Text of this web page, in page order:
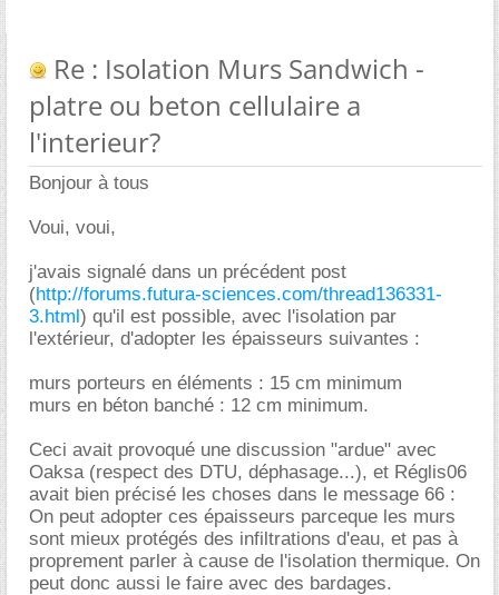
Re : Isolation Murs Sandwich -
platre ou beton cellulaire a
l'interieur?
Bonjour à tous
Voui, voui,
j'avais signalé dans un précédent post
(http://forums.futura-sciences.com/thread136331-
3.html) qu'il est possible, avec l'isolation par
l'extérieur, d'adopter les épaisseurs suivantes :
murs porteurs en éléments : 15 cm minimum
murs en béton banché : 12 cm minimum.
Ceci avait provoqué une discussion "ardue" avec
Oaksa (respect des DTU, déphasage...), et Réglis06
avait bien précisé les choses dans le message 66 :
On peut adopter ces épaisseurs parceque les murs
sont mieux protégés des infiltrations d'eau, et pas à
proprement parler à cause de l'isolation thermique. On
peut donc aussi le faire avec des bardages.